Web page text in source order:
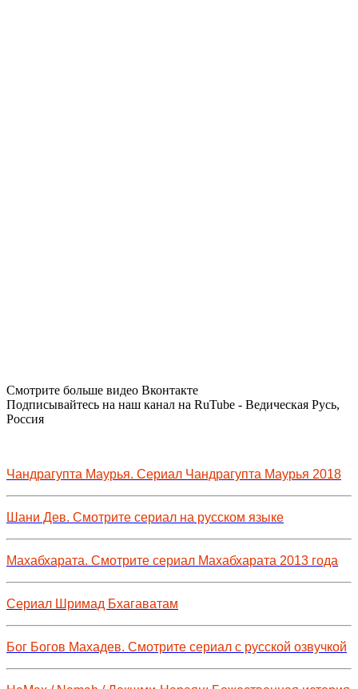
Смотрите больше видео Вконтакте
Подписывайтесь на наш канал на RuTube - Ведическая Русь,
Россия
Чандрагупта Маурья. Сериал Чандрагупта Маурья 2018
Шани Дев. Смотрите сериал на русском языке
Махабхарата. Смотрите сериал Махабхарата 2013 года
Сериал Шримад Бхагаватам
Бог Богов Махадев. Смотрите сериал с русской озвучкой